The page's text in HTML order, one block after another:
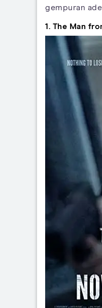
gempuran
1. The Man